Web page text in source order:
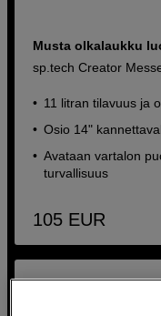
Musta olkalaukku
sp.tech Creator
11 litran tilavuus ja
Osio 14"
Avataan vartalon
turvallisuus
105 EUR